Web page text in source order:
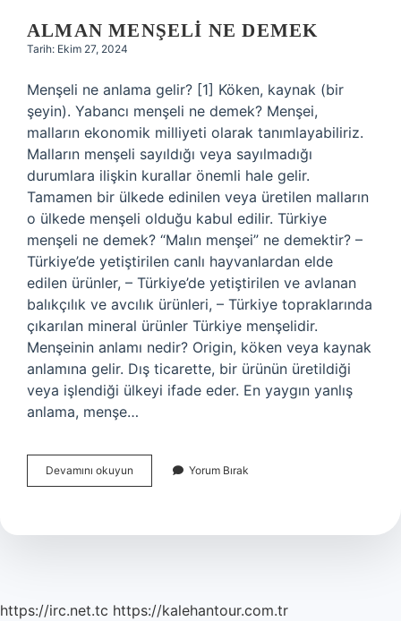
ALMAN MENŞELI NE DEMEK
Tarih: Ekim 27, 2024
Menşeli ne anlama gelir? [1] Köken, kaynak (bir
şeyin). Yabancı menşeli ne demek? Menşei,
malların ekonomik milliyeti olarak tanımlayabiliriz.
Malların menşeli sayıldığı veya sayılmadığı
durumlara ilişkin kurallar önemli hale gelir.
Tamamen bir ülkede edinilen veya üretilen malların
o ülkede menşeli olduğu kabul edilir. Türkiye
menşeli ne demek? “Malın menşei” ne demektir? –
Türkiye’de yetiştirilen canlı hayvanlardan elde
edilen ürünler, – Türkiye’de yetiştirilen ve avlanan
balıkçılık ve avcılık ürünleri, – Türkiye topraklarında
çıkarılan mineral ürünler Türkiye menşelidir.
Menşeinin anlamı nedir? Origin, köken veya kaynak
anlamına gelir. Dış ticarette, bir ürünün üretildiği
veya işlendiği ülkeyi ifade eder. En yaygın yanlış
anlama, menşe…
Devamını okuyun
Menşeli
Yorum Bırak
https://irc.net.tc https://kalehantour.com.tr